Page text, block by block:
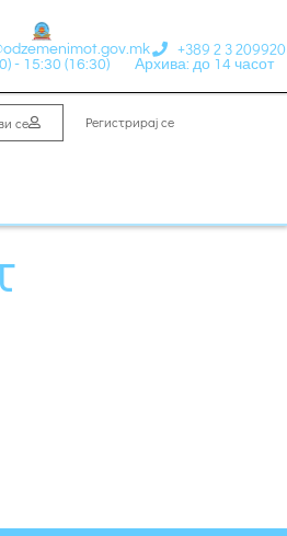
+389 2 3 209920
- 15:30 (16:30) Архива: до 14 часот
се Регистрирај се